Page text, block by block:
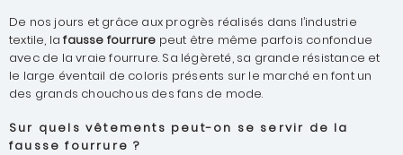
De nos jours et grâce aux progrès réalisés dans l’industrie
textile, lafausse fourrure peut être même parfois confondue
avec de la vraie fourrure. Sa légèreté, sa grande résistance et
le large éventail de coloris présents sur le marché en font un
des grands chouchous des fans de mode.
Sur quels vêtements peut-on se servir de la
fausse fourrure ?